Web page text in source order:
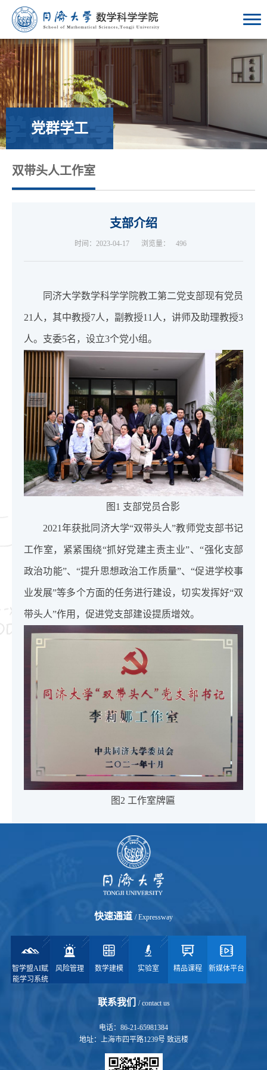
党群学工
双带头人工作室
支部介绍
时间：2023-04-17 浏览量： 496
同济大学数学科学学院教工第二党支部现有党员
21人，其中教授7人，副教授11人，讲师及助理教授3
人。支委5名，设立3个党小组。
图1 支部党员合影
2021年获批同济大学“双带头人”教师党支部书记
工作室，紧紧围绕“抓好党建主责主业”、“强化支部
政治功能”、“提升思想政治工作质量”、“促进学校事
业发展”等多个方面的任务进行建设，切实发挥好“双
带头人”作用，促进党支部建设提质增效。
图2 工作室牌匾
快速通道 / Expressway
智学盟AI赋
能学习系统
风险管理 数学建模 实验室 精品课程 新媒体平台
联系我们 / contact us
电话：86-21-65981384
地址：上海市四平路1239号 致远楼